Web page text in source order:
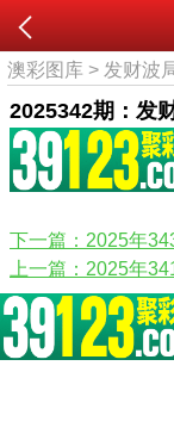
澳彩图库 > 发财波
2025342期：发
下一篇：2025年
上一篇：2025年